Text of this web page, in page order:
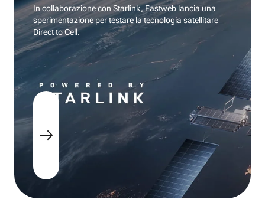
In collaborazione con Starlink, Fastweb lancia una
sperimentazione per testare la tecnologia satellitare
Direct to Cell.